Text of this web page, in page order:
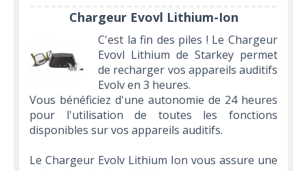
Chargeur Evovl Lithium-Ion
C'est la fin des piles ! Le Chargeur
Evovl Lithium de Starkey permet
de recharger vos appareils auditifs
Evolv en 3 heures.
Vous bénéficiez d'une autonomie de 24 heures
pour l'utilisation de toutes les fonctions
disponibles sur vos appareils auditifs.
Le Chargeur Evolv Lithium Ion vous assure une